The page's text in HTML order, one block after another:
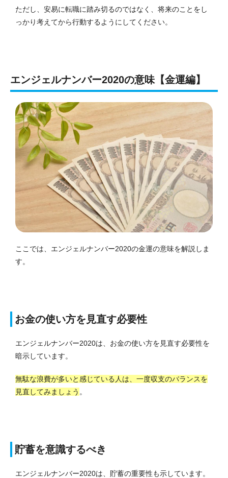
ただし、安易に転職に踏み切るのではなく、将来のことをし
っかり考えてから行動するようにしてください。
エンジェルナンバー2020の意味【金運編】
ここでは、エンジェルナンバー2020の金運の意味を解説しま
す。
お金の使い方を見直す必要性
エンジェルナンバー2020は、お金の使い方を見直す必要性を
暗示しています。
無駄な浪費が多いと感じている人は、一度収支のバランスを
見直してみましょう 。
貯蓄を意識するべき
エンジェルナンバー2020は、貯蓄の重要性も示しています。